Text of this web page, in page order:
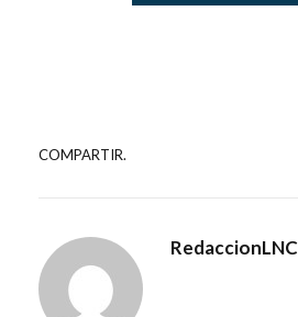
COMPARTIR.
RedaccionLNC